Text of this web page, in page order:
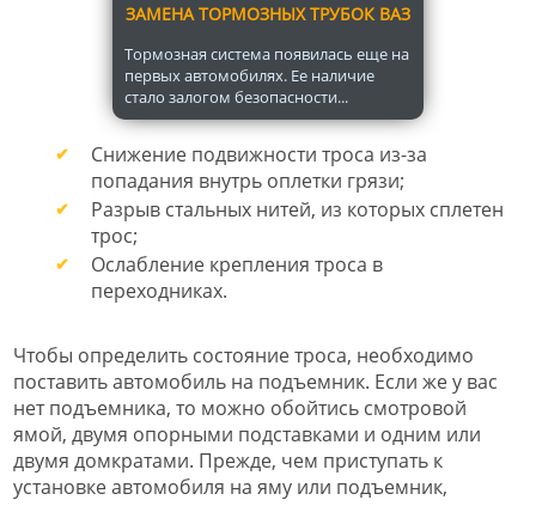
ЗАМЕНА ТОРМОЗНЫХ ТРУБОК ВАЗ
Тормозная система появилась еще на
первых автомобилях. Ее наличие
стало залогом безопасности...
Снижение подвижности троса из-за
попадания внутрь оплетки грязи;
Разрыв стальных нитей, из которых сплетен
трос;
Ослабление крепления троса в
переходниках.
Чтобы определить состояние троса, необходимо
поставить автомобиль на подъемник. Если же у вас
нет подъемника, то можно обойтись смотровой
ямой, двумя опорными подставками и одним или
двумя домкратами. Прежде, чем приступать к
установке автомобиля на яму или подъемник,